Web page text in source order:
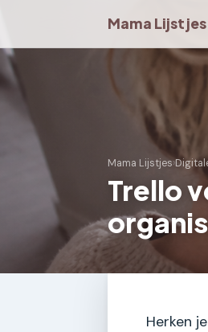
Mama Lijstjes
Mama Lijstjes›
Trello
Herken